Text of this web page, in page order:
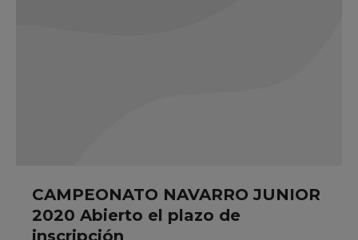
CAMPEONATO NAVARRO JUNIOR
2020 Abierto el plazo de
inscripción